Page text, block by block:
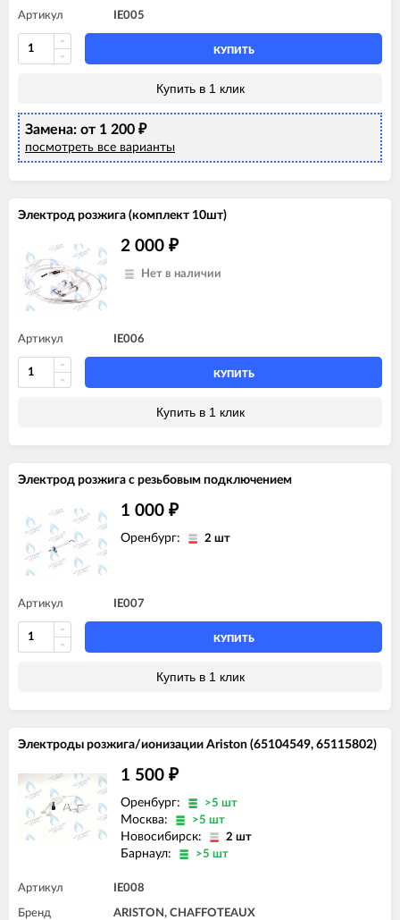
Артикул IE005
КУПИТЬ
Купить в 1 клик
Замена: от 1 200 ₽
посмотреть все варианты
Электрод розжига (комплект 10шт)
2 000 ₽
Нет в наличии
Артикул IE006
КУПИТЬ
Купить в 1 клик
Электрод розжига с резьбовым подключением
1 000 ₽
Оренбург: 2 шт
Артикул IE007
КУПИТЬ
Купить в 1 клик
Электроды розжига/ионизации Ariston (65104549, 65115802)
1 500 ₽
Оренбург: >5 шт
Москва: >5 шт
Новосибирск: 2 шт
Барнаул: >5 шт
Артикул IE008
Бренд ARISTON, CHAFFOTEAUX